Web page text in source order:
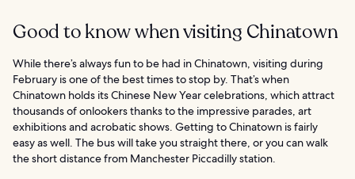
Good to know when visiting Chinatown
While there’s always fun to be had in Chinatown, visiting during
February is one of the best times to stop by. That’s when
Chinatown holds its Chinese New Year celebrations, which attract
thousands of onlookers thanks to the impressive parades, art
exhibitions and acrobatic shows. Getting to Chinatown is fairly
easy as well. The bus will take you straight there, or you can walk
the short distance from Manchester Piccadilly station.